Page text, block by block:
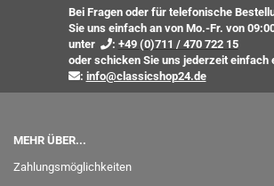
Bei Fragen oder für telefonische
Sie uns einfach an von Mo.-Fr. von
unter
: +49 (0)711 / 470 722 15
oderschicken Sie uns jederzeit einfach
: info@classicshop24.de
MEHR ÜBER...
Zahlungsmöglichkeiten